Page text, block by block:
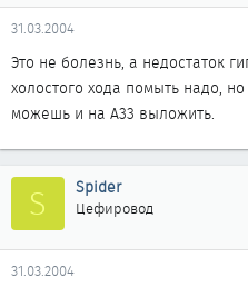
31.03.2004
Это не болезнь, а недостаток
холостого хода помыть надо,
можешь и на А33 выложить.
S Spider
Цефировод
31.03.2004